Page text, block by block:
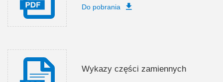
Do pobrania
Wykazy części zamiennych